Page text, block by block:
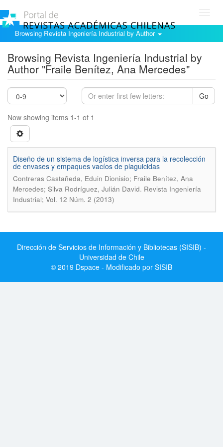
Browsing Revista Ingeniería Industrial by Author
Browsing Revista Ingeniería Industrial by
Author "Fraile Benítez, Ana Mercedes"
Go
Now showing items 1-1 of 1
Diseño de un sistema de logística inversa para la recolección
de envases y empaques vacíos de plaguicidas
Contreras Castañeda, Eduin Dionisio; Fraile Benítez, Ana
Mercedes; Silva Rodríguez, Julián David. Revista Ingeniería
Industrial; Vol. 12 Núm. 2 (2013)
Dirección de Servicios de Información y Bibliotecas (SISIB) -
Universidad de Chile
© 2019 Dspace - Modificado por SISIB